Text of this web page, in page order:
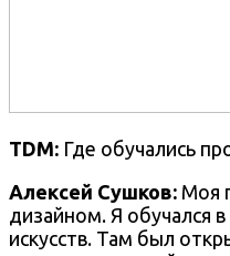
TDM: Где обучались
Алексей Сушков: Моя
дизайном. Я обучался
искусств. Там был